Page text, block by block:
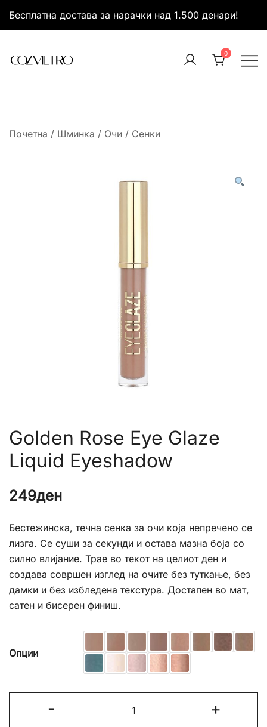
Бесплатна достава за нарачки над 1.500 денари!
0
Почетна / Шминка / Очи / Сенки
Golden Rose Eye Glaze
Liquid Eyeshadow
249ден
Бестежинска, течна сенка за очи која непречено се
лизга. Се суши за секунди и остава мазна боја со
силно влијание. Трае во текот на целиот ден и
создава совршен изглед на очите без туткање, без
дамки и без избледена текстура. Достапен во мат,
сатен и бисерен финиш.
Опции
-
Rose
+